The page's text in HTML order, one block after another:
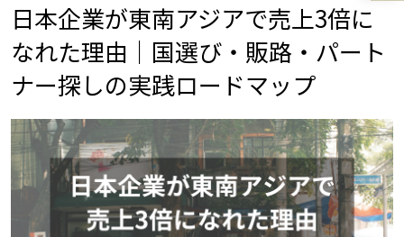
日本企業が東南アジアで売上3倍に
なれた理由｜国選び・販路・パート
ナー探しの実践ロードマップ